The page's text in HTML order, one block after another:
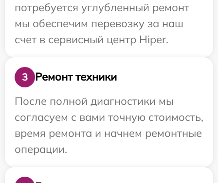
потребуется углубленный ремонт
мы обеспечим перевозку за наш
счет в сервисный центр Hiper.
3
Ремонт техники
После полной диагностики мы
согласуем с вами точную стоимость,
время ремонта и начнем ремонтные
операции.